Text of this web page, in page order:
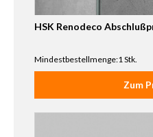
HSK Renodeco
Mindestbestellmenge:1 Stk.
Zum